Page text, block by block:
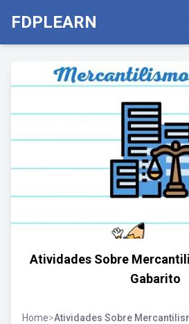
FDPLEARN
Atividades Sobre
Gabarito
Home>Atividades Sobre